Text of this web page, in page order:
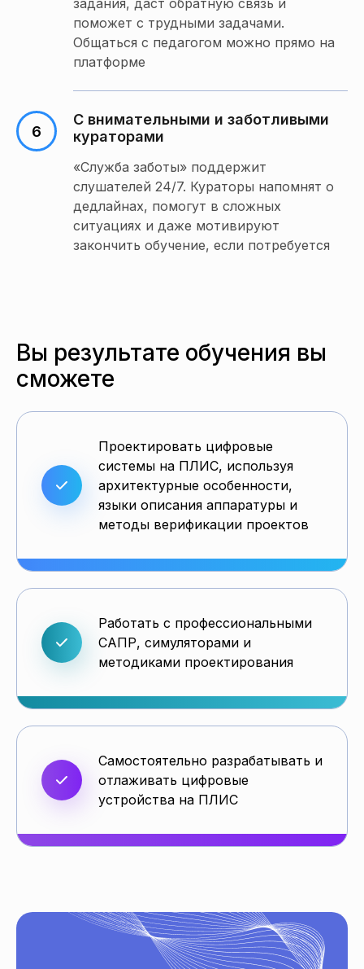
задания, даст обратную связь и
поможет с трудными задачами.
Общаться с педагогом можно прямо на
платформе
С внимательными и заботливыми
кураторами
«Служба заботы» поддержит
слушателей 24/7. Кураторы напомнят о
дедлайнах, помогут в сложных
ситуациях и даже мотивируют
закончить обучение, если потребуется
Вы результате обучения вы
сможете
Проектировать цифровые
системы на ПЛИС, используя
архитектурные особенности,
языки описания аппаратуры и
методы верификации проектов
Работать с профессиональными
САПР, симуляторами и
методиками проектирования
Самостоятельно разрабатывать и
отлаживать цифровые
устройства на ПЛИС